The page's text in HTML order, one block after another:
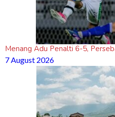
Menang Adu Penalti 6-5,
7 August 2026